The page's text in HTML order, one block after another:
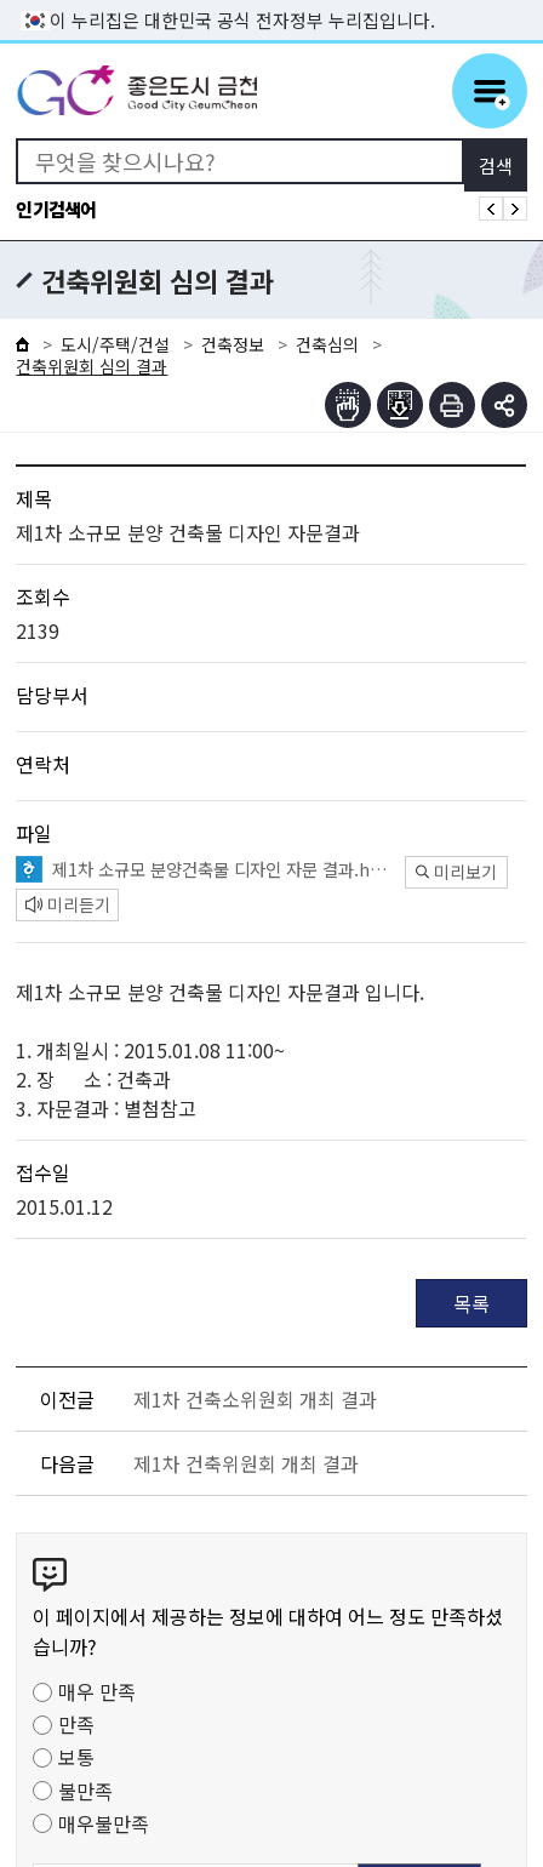
본문 바로가기
이 누리집은 대한민국 공식 전자정부 누리집입니다.
인기검색어
건축위원회 심의 결과
도시/주택/건설 건축정보
건축심의
건축위원회 심의 결과
제목
제1차 소규모 분양 건축물 디자인 자문결과
조회수
2139
담당부서
연락처
파일
제1차 소규모 분양건축물 디자인 자문 결과.hwp
미리보기
미리듣기
제1차 소규모 분양 건축물 디자인 자문결과 입니다.
1. 개최일시 : 2015.01.08 11:00~
2. 장 소 : 건축과
3. 자문결과 : 별첨참고
접수일
2015.01.12
목록
이전글 제1차 건축소위원회 개최 결과
다음글 제1차 건축위원회 개최 결과
텐
츠
만
도
조
사
이 페이지에서 제공하는 정보에 대하여 어느 정도 만족하셨
습니까?
매우 만족
만족
보통
불만족
매우불만족